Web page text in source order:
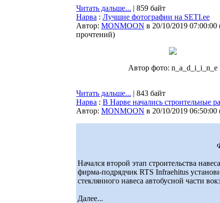
Читать дальше... | 859 байт
Нарва : Лучшие фотографии на SETI.ee
Автор: MONMOON в 20/10/2019 07:00:00
прочтений)
Автор фото: n_a_d_i_i_n_e
Читать дальше... | 843 байт
Нарва : В Нарве начались строительные
Автор: MONMOON в 20/10/2019 06:50:00
Начался второй этап строительства
фирма-подрядчик RTS Infraehitus
стеклянного навеса автобусной части
Далее...